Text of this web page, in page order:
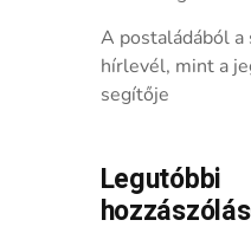
A postaládából a
hírlevél, mint a
segítője
Legutóbbi